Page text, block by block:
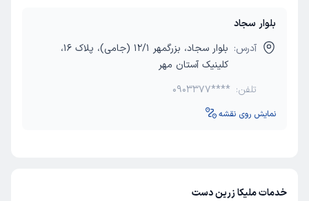
بلوار سجاد
آدرس:
بلوار سجاد، بزرگمهر 12/1 (جامی)، پلاک 16،
کلینیک آستان مهر
تلفن: 0903377****
نمایش روی نقشه
خدمات ملیکا زرین دست